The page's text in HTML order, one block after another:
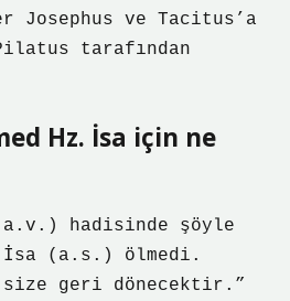
Josephus ve Tacitus’a
tarafından
Hz. İsa için ne
hadisinde şöyle
İsa (a.s.) ölmedi.
size geri dönecektir.”